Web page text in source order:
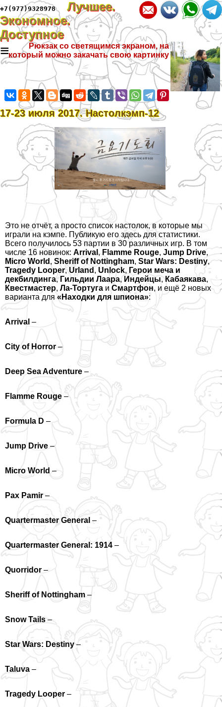
+7(977)9328978
Лучшее.
Экономное.
Доступное
≡
Рюкзак со светящимся экраном, на
который можно закачать свою картинку
17-23 июля 2017. Настолкэмп-12
Это не отчёт, а просто список настолок, в которые мы
играли на кэмпе. Публикую его здесь для статистики.
Всего получилось 53 партии в 30 различных игр. В том
числе 16 новинок: Arrival , Flamme Rouge, Jump Drive,
Micro World , Sheriff of Nottingham, Star Wars: Destiny,
Tragedy Looper, Urland , Unlock, Герои меча и
декбилдинга,Гильдии Лаара, Индейцы, Кабаякава,
Квестмастер, Ла-Тортуга и Смартфон, и ещё 2 новых
варианта для «Находки для шпиона»:
Arrival –
City of Horror –
Deep Sea Adventure –
Flamme Rouge –
Formula D –
Jump Drive –
Micro World –
Pax Pamir –
Quartermaster General –
Quartermaster General: 1914 –
Quorridor –
Sheriff of Nottingham –
Snow Tails –
Star Wars: Destiny–
Taluva –
Tragedy Looper –